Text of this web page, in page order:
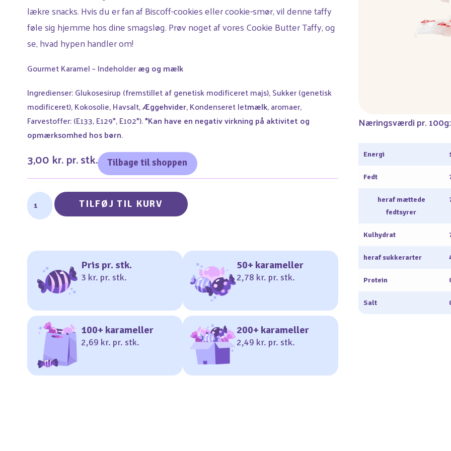
lækre snacks. Hvis du er fan af Biscoff-cookies eller cookie-smør, vil denne taffy
føle sig hjemme hos dine smagsløg. Prøv noget af vores Cookie Butter Taffy, og
se, hvad hypen handler om!
Gourmet Karamel – Indeholderæg og mælk
Ingredienser: Glukosesirup (fremstillet af genetisk modificeret majs), Sukker (genetisk
modificeret), Kokosolie, Havsalt,Æggehvider, Kondenseret letmælk, aromaer,
Farvestoffer: (E133, E129*, E102*).*Kan have en negativ virkning på aktivitet og
opmærksomhed hos børn.
3,00 kr. pr. stk. Tilbage til shoppen
TILFØJ TIL KURV
Pris pr. stk.
3 kr. pr. stk.
50+ karameller
2,78 kr. pr. stk.
100+ karameller
2,69 kr. pr. stk.
200+ karameller
2,49 kr. pr. stk.
Næringsværdi pr. 100g:
Energi
Fedt
heraf mættede
fedtsyrer
Kulhydrat
heraf sukkerarter
Protein
Salt